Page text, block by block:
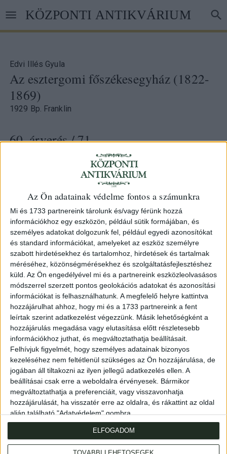
Az Ön adatainak védelme fontos a számunkra
Mi és 1733 partnereink tárolunk és/vagy férünk hozzá
információkhoz egy eszközön, például sütik formájában, és
személyes adatokat dolgozunk fel, például egyedi azonosítókat
és standard információkat, amelyeket az eszköz személyre
szabott hirdetésekhez és tartalomhoz, hirdetések és tartalmak
méréséhez, közönségmérésekhez és szolgáltatásfejlesztéshez
küld. Az Ön engedélyével mi és a partnereink eszközleolvasásos
módszerrel szerzett pontos geolokációs adatokat és azonosítási
információkat is felhasználhatunk. A megfelelő helyre kattintva
hozzájárulhat ahhoz, hogy mi és a 1733 partnereink a fent
leírtak szerint adatkezelést végezzünk. Másik lehetőségként a
hozzájárulás megadása vagy elutasítása előtt részletesebb
információkhoz juthat, és megváltoztathatja beállításait.
Felhívjuk figyelmét, hogy személyes adatainak bizonyos
kezeléséhez nem feltétlenül szükséges az Ön hozzájárulása, de
jogában áll tiltakozni az ilyen jellegű adatkezelés ellen. A
beállításai csak erre a weboldalra érvényesek. Bármikor
megváltoztathatja a preferenciáit, vagy visszavonhatja
hozzájárulását, ha visszatér erre az oldalra, és rákattint az oldal
alján található "Adatvédelem" gombra.
ELFOGADOM
tartalomra
KÖZPONTI ANTIKVÁRIUM
Edvi Illés Gyula
Az esztergomi főszékesegyház (1822-
1869)
1929 Bp. Franklin
60. árverés/ 71.
47p. Szövegközti illusztrációkkal.
Kiadói papírborítóban.
Cím
: 1053 Budapest., Múzeum krt. 13-15.
Telefon : +36 1 317 3514
Nyitva: hétköznap 10-18h, szombat 10-14h
Email: eladas@kozpontiantikvarium.hu
Axioart.com Invaluable.com
Adatvédelmi szabályzat AML-nyilatkozat